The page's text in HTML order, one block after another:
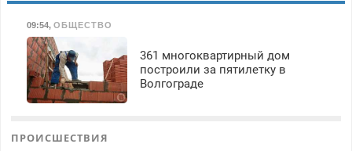
Набережная День Победы Реконструкция ЦПКиО
80-летие Победы Парк Героев-летчиков
09:54, ОБЩЕСТВО
361 многоквартирный дом
построили за пятилетку в
Волгограде
ПРОИСШЕСТВИЯ